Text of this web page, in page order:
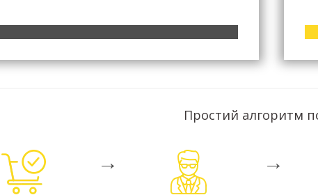
Простий алгоритм
→ →